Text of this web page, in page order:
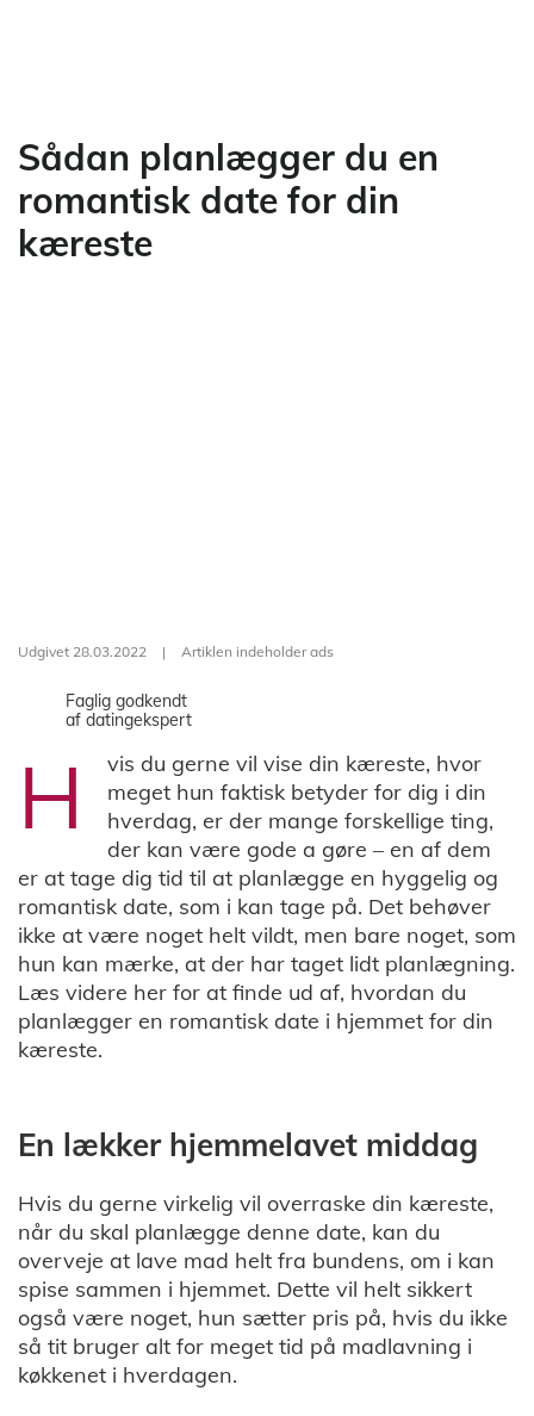
Sådan planlægger du en
romantisk date for din
kæreste
Udgivet 28.03.2022 | Artiklen indeholder ads
Faglig godkendt
af datingekspert
H
vis du gerne vil vise din kæreste, hvor
meget hun faktisk betyder for dig i din
hverdag, er der mange forskellige ting,
der kan være gode a gøre – en af dem
er at tage dig tid til at planlægge en hyggelig og
romantisk date, som i kan tage på. Det behøver
ikke at være noget helt vildt, men bare noget, som
hun kan mærke, at der har taget lidt planlægning.
Læs videre her for at finde ud af, hvordan du
planlægger en romantisk date i hjemmet for din
kæreste.
En lækker hjemmelavet middag
Hvis du gerne virkelig vil overraske din kæreste,
når du skal planlægge denne date, kan du
overveje at lave mad helt fra bundens, om i kan
spise sammen i hjemmet. Dette vil helt sikkert
også være noget, hun sætter pris på, hvis du ikke
så tit bruger alt for meget tid på madlavning i
køkkenet i hverdagen.